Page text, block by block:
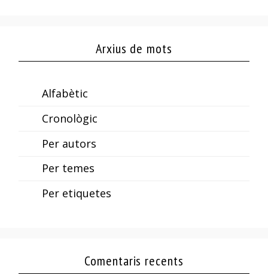
Arxius de mots
Alfabètic
Cronològic
Per autors
Per temes
Per etiquetes
Comentaris recents